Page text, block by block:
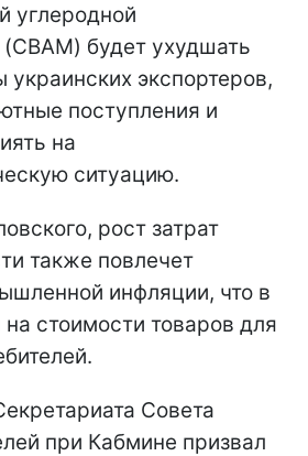
углеродной
будет ухудшать
украинских экспортеров,
поступления и
на
ситуацию.
рост затрат
также повлечет
инфляции, что в
на стоимости товаров для
Совета
при Кабмине призвал